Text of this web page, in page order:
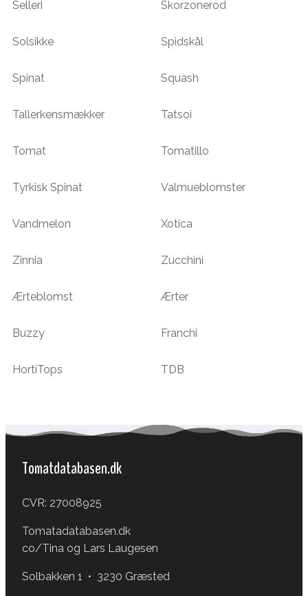
Selleri Skorzonerod
Solsikke Spidskål
Spinat Squash
Tallerkensmækker Tatsoi
Tomat Tomatillo
Tyrkisk Spinat Valmueblomster
Vandmelon Xotica
Zinnia Zucchini
Ærteblomst Ærter
Buzzy Franchi
HortiTops TDB
Tomatdatabasen.dk
CVR: 27008925
Tomatadatabasen.dk
co/Tina og Lars Laugesen
Solbakken 1 • 3230 Græsted